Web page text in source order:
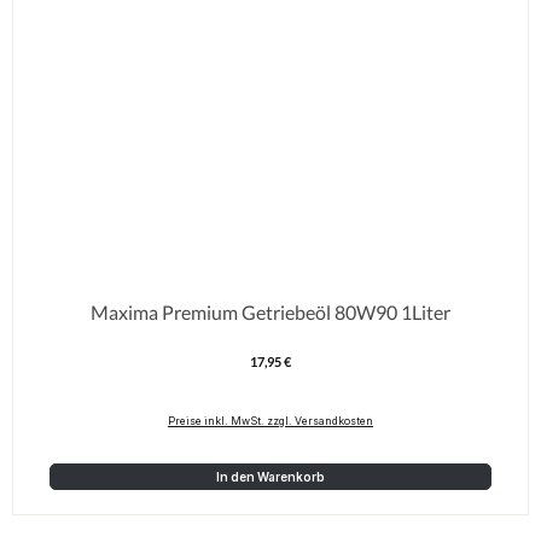
Maxima Premium Getriebeöl 80W90 1Liter
Regulärer Preis:
17,95 €
Preise inkl. MwSt. zzgl. Versandkosten
In den Warenkorb